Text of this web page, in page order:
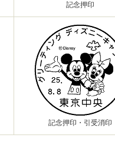
記念押印
記念押印・引受消印